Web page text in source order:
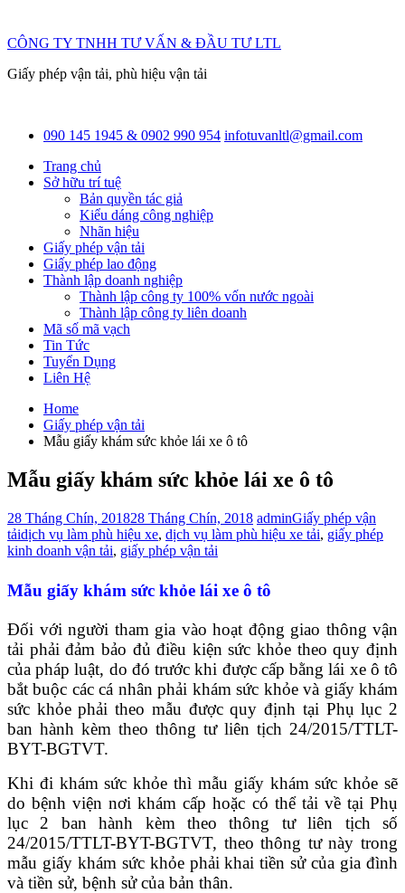
CÔNG TY TNHH TƯ VẤN & ĐẦU TƯ LTL
Giấy phép vận tải, phù hiệu vận tải
090 145 1945 & 0902 990 954 infotuvanltl@gmail.com
Trang chủ
Sở hữu trí tuệ
Bản quyền tác giả
Kiểu dáng công nghiệp
Nhãn hiệu
Giấy phép vận tải
Giấy phép lao động
Thành lập doanh nghiệp
Thành lập công ty 100% vốn nước ngoài
Thành lập công ty liên doanh
Mã số mã vạch
Tin Tức
Tuyển Dụng
Liên Hệ
Home
Giấy phép vận tải
Mẫu giấy khám sức khỏe lái xe ô tô
Mẫu giấy khám sức khỏe lái xe ô tô
28 Tháng Chín, 201828 Tháng Chín, 2018 adminGiấy phép vận
tảidịch vụ làm phù hiệu xe, dịch vụ làm phù hiệu xe tải, giấy phép
kinh doanh vận tải, giấy phép vận tải
Mẫu giấy khám sức khỏe lái xe ô tô
Đối với người tham gia vào hoạt động giao thông vận
tải phải đảm bảo đủ điều kiện sức khỏe theo quy định
của pháp luật, do đó trước khi được cấp bằng lái xe ô tô
bắt buộc các cá nhân phải khám sức khỏe và giấy khám
sức khỏe phải theo mẫu được quy định tại Phụ lục 2
ban hành kèm theo thông tư liên tịch 24/2015/TTLT-
BYT-BGTVT.
Khi đi khám sức khỏe thì mẫu giấy khám sức khỏe sẽ
do bệnh viện nơi khám cấp hoặc có thể tải về tại Phụ
lục 2 ban hành kèm theo thông tư liên tịch số
24/2015/TTLT-BYT-BGTVT, theo thông tư này trong
mẫu giấy khám sức khỏe phải khai tiền sử của gia đình
và tiền sử, bệnh sử của bản thân.